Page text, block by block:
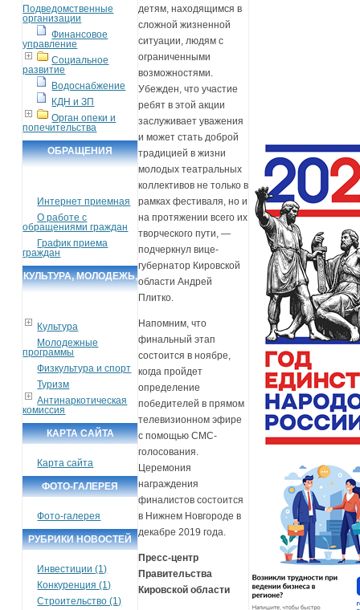
Подведомственные
организации
Финансовое
управление
Социальное
развитие
Водоснабжение
КДН и ЗП
Орган опеки и
попечительства
ОБРАЩЕНИЯ
Интернет приемная
О работе с
обращениями граждан
График приема
граждан
КУЛЬТУРА, МОЛОДЕЖЬ,
Культура
Молодежные
программы
Физкультура и спорт
Туризм
Антинаркотическая
комиссия
КАРТА САЙТА
Карта сайта
ФОТО-ГАЛЕРЕЯ
Фото-галерея
РУБРИКИ НОВОСТЕЙ
Инвестиции (1)
Конкуренция (1)
Строительство (1)
детям, находящимся в
сложной жизненной
ситуации, людям с
ограниченными
возможностями.
Убежден, что участие
ребят в этой акции
заслуживает уважения
и может стать доброй
традицией в жизни
молодых театральных
коллективов не только в
рамках фестиваля, но и
на протяжении всего их
творческого пути, —
подчеркнул вице-
губернатор Кировской
области Андрей
Плитко.
Напомним, что
финальный этап
состоится в ноябре,
когда пройдет
определение
победителей в прямом
телевизионном эфире
с помощью СМС-
голосования.
Церемония
награждения
финалистов состоится
в Нижнем Новгороде в
декабре 2019 года.
Пресс-центр
Правительства
Кировской области